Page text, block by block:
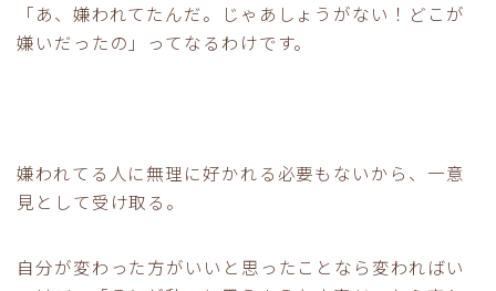
「あ、嫌われてたんだ。じゃあしょうがない！どこが
嫌いだったの」ってなるわけです。
嫌われてる人に無理に好かれる必要もないから、一意
見として受け取る。
自分が変わった方がいいと思ったことなら変わればい